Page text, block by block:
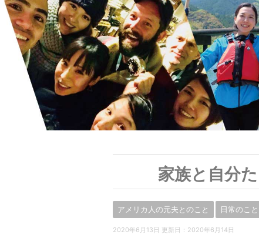
家族と自分
アメリカ人の元夫とのこと 日常のこと
2020年6月13日 更新日： 2020年6月14日